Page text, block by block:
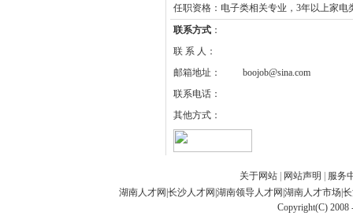
任职资格：电子类相关专业，3年以上家电
联系方式 ：
联 系 人：
邮箱地址：
boojob@sina.com
联系电话：
其他方式：
关于网站 网站声明
服务
湖南人才网 长沙人才网 湖南领导人才网 湖南人才市场
Copyright(C) 2008